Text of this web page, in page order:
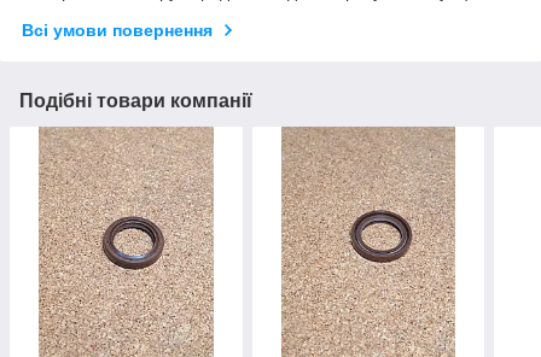
Всі умови повернення
Подібні товари компанії